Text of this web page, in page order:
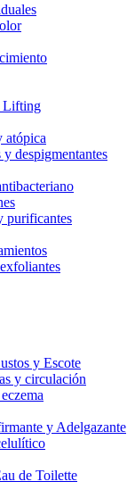
Lifting
atópica
despigmentantes
purificantes
y Escote
y circulación
y Adelgazante
de Toilette